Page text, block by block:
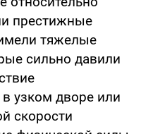
престижные
тяжелые
сильно давили
в узком дворе или
скорости